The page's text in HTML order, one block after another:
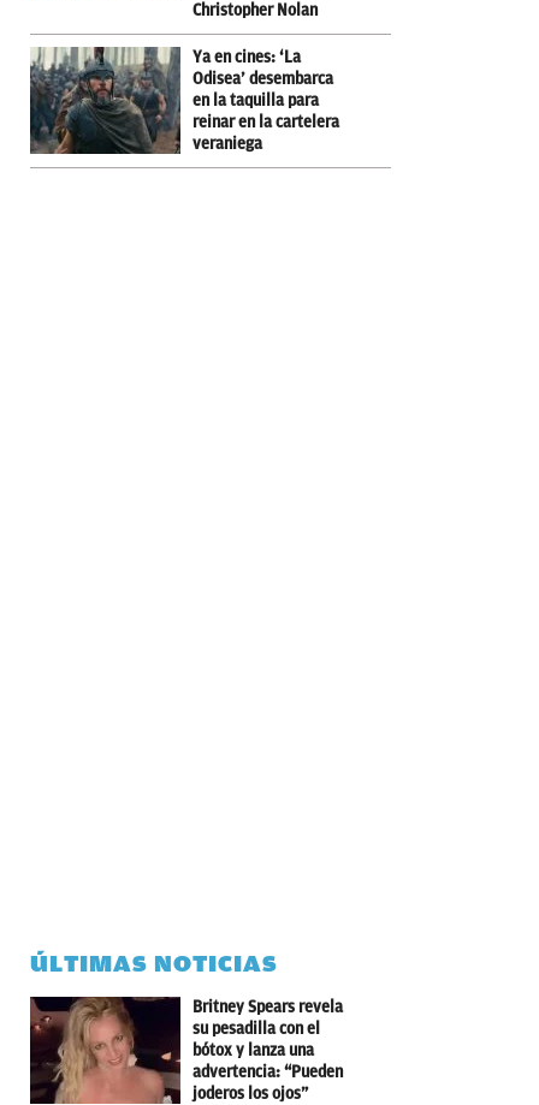
Christopher Nolan
Ya en cines: ‘La
Odisea’ desembarca
en la taquilla para
reinar en la cartelera
veraniega
ÚLTIMAS NOTICIAS
Britney Spears revela
su pesadilla con el
bótox y lanza una
advertencia: “Pueden
joderos los ojos”